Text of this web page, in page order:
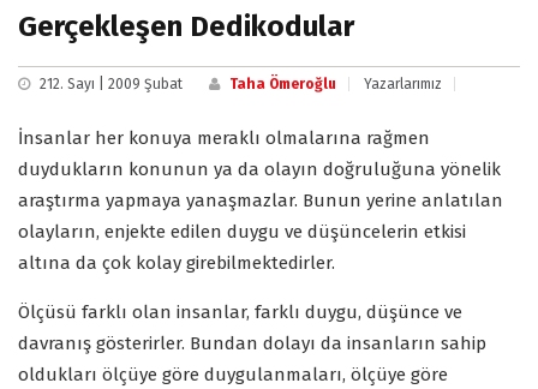
Gerçekleşen Dedikodular
212. Sayı | 2009 Şubat Taha Ömeroğlu Yazarlarımız
İnsanlar her konuya meraklı olmalarına rağmen
duydukların konunun ya da olayın doğruluğuna yönelik
araştırma yapmaya yanaşmazlar. Bunun yerine anlatılan
olayların, enjekte edilen duygu ve düşüncelerin etkisi
altına da çok kolay girebilmektedirler.
Ölçüsü farklı olan insanlar, farklı duygu, düşünce ve
davranış gösterirler. Bundan dolayı da insanların sahip
oldukları ölçüye göre duygulanmaları, ölçüye göre